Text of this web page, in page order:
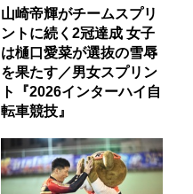
山崎帝輝がチームスプリ
ントに続く2冠達成 女子
は樋口愛菜が選抜の雪辱
を果たす／男女スプリン
ト『2026インターハイ自
転車競技』